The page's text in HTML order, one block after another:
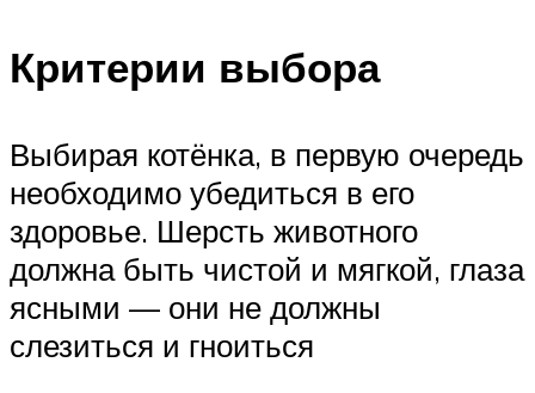
Критерии выбора
Выбирая котёнка, в первую очередь
необходимо убедиться в его
здоровье. Шерсть животного
должна быть чистой и мягкой, глаза
ясными — они не должны
слезиться и гноиться